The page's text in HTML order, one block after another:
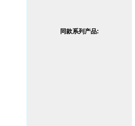
同款系列产品: